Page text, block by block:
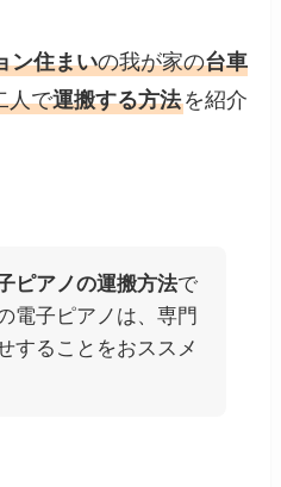
ン住まいの我が家の台車
人で運搬する方法を紹介
ピアノの運搬方法で
電子ピアノは、専門
することをおススメ